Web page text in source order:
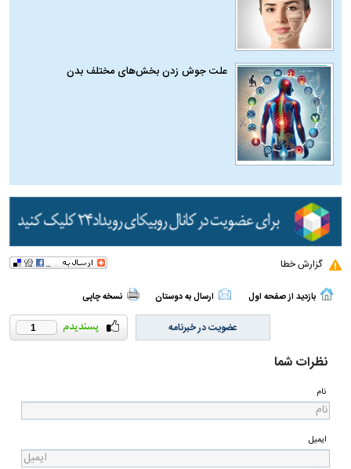
علت جوش زدن بخش‌های مختلف بدن
گزارش خطا
بازدید از صفحه اول ارسال به دوستان نسخه چاپی
1 عضویت در خبرنامه
نظرات شما
نام
ایمیل